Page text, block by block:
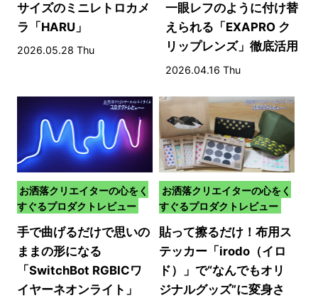
サイズのミニレトロカメ
ラ「HARU」
2026.05.28 Thu
一眼レフのように付け替
えられる「EXAPRO ク
リップレンズ」徹底活用
術！
2026.04.16 Thu
お洒落クリエイターの心をく
すぐるプロダクトレビュー
手で曲げるだけで思いの
ままの形になる
「SwitchBot RGBICワ
イヤーネオンライト」
お洒落クリエイターの心をく
すぐるプロダクトレビュー
貼って擦るだけ！布用ス
テッカー「irodo（イロ
ド）」で“なんでもオリ
ジナルグッズ”に変身さ